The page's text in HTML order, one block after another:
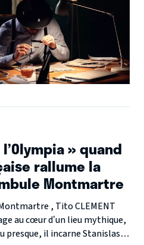
» quand
rallume la
Montmartre
au cœur d’un lieu mythique,
presque, il incarne Stanislas,